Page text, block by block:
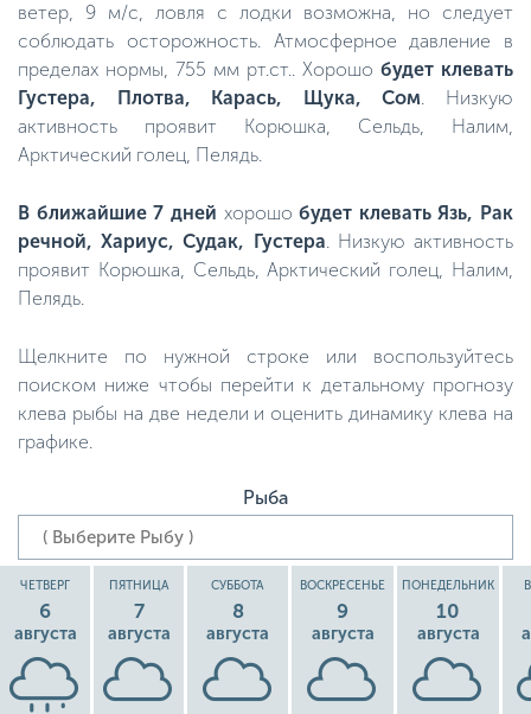
ветер, 9 м/с, ловля с лодки возможна, но следует
соблюдать осторожность. Атмосферное давление в
пределах нормы, 755 мм рт.ст.. Хорошо будет клевать
Густера, Плотва, Карась, Щука, Сом. Низкую
активность проявит Корюшка, Сельдь, Налим,
Арктический голец, Пелядь.
В ближайшие 7 дней хорошобудет клевать Язь, Рак
речной, Хариус, Судак, Густера. Низкую активность
проявит Корюшка, Сельдь, Арктический голец, Налим,
Пелядь.
Щелкните по нужной строке или воспользуйтесь
поиском ниже чтобы перейти к детальному прогнозу
клева рыбы на две недели и оценить динамику клева на
графике.
Рыба
ЧЕТВЕРГ
6
августа
ПЯТНИЦА
7
августа
СУББОТА
8
августа
ВОСКРЕСЕНЬЕ
9
августа
ПОНЕДЕЛЬНИК
10
августа